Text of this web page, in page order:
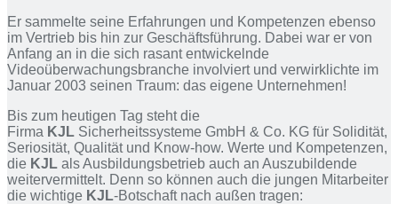
Er sammelte seine Erfahrungen und Kompetenzen ebenso
im Vertrieb bis hin zur Geschäftsführung. Dabei war er von
Anfang an in die sich rasant entwickelnde
Videoüberwachungsbranche involviert und verwirklichte im
Januar 2003 seinen Traum: das eigene Unternehmen!
Bis zum heutigen Tag steht die
Firma KJL Sicherheitssysteme GmbH & Co. KG für Solidität,
Seriosität, Qualität und Know-how. Werte und Kompetenzen,
die KJL als Ausbildungsbetrieb auch an Auszubildende
weitervermittelt. Denn so können auch die jungen Mitarbeiter
die wichtige KJL-Botschaft nach außen tragen: